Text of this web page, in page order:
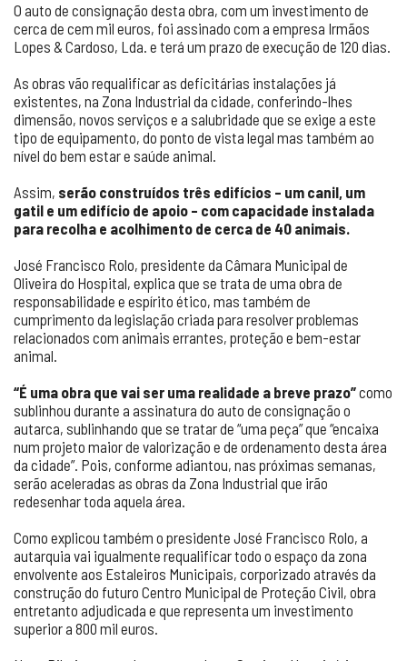
O auto de consignação desta obra, com um investimento de
cerca de cem mil euros, foi assinado com a empresa Irmãos
Lopes & Cardoso, Lda. e terá um prazo de execução de 120 dias.
As obras vão requalificar as deficitárias instalações já
existentes, na Zona Industrial da cidade, conferindo-lhes
dimensão, novos serviços e a salubridade que se exige a este
tipo de equipamento, do ponto de vista legal mas também ao
nível do bem estar e saúde animal.
Assim, serão construídos três edifícios – um canil, um
gatil e um edifício de apoio – com capacidade instalada
para recolha e acolhimento de cerca de 40 animais.
José Francisco Rolo, presidente da Câmara Municipal de
Oliveira do Hospital, explica que se trata de uma obra de
responsabilidade e espírito ético, mas também de
cumprimento da legislação criada para resolver problemas
relacionados com animais errantes, proteção e bem-estar
animal.
“É uma obra que vai ser uma realidade a breve prazo”como
sublinhou durante a assinatura do auto de consignação o
autarca, sublinhando que se tratar de “uma peça” que “encaixa
num projeto maior de valorização e de ordenamento desta área
da cidade”. Pois, conforme adiantou, nas próximas semanas,
serão aceleradas as obras da Zona Industrial que irão
redesenhar toda aquela área.
Como explicou também o presidente José Francisco Rolo, a
autarquia vai igualmente requalificar todo o espaço da zona
envolvente aos Estaleiros Municipais, corporizado através da
construção do futuro Centro Municipal de Proteção Civil, obra
entretanto adjudicada e que representa um investimento
superior a 800 mil euros.